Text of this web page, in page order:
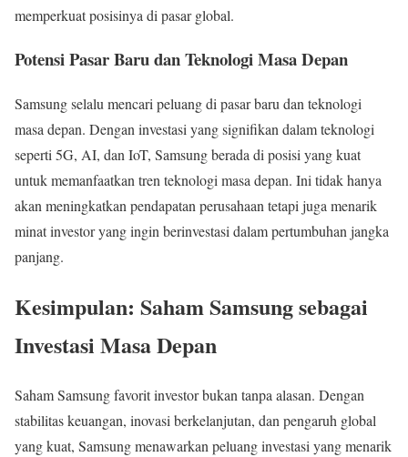
memperkuat posisinya di pasar global.
Potensi Pasar Baru dan Teknologi Masa Depan
Samsung selalu mencari peluang di pasar baru dan teknologi
masa depan. Dengan investasi yang signifikan dalam teknologi
seperti 5G, AI, dan IoT, Samsung berada di posisi yang kuat
untuk memanfaatkan tren teknologi masa depan. Ini tidak hanya
akan meningkatkan pendapatan perusahaan tetapi juga menarik
minat investor yang ingin berinvestasi dalam pertumbuhan jangka
panjang.
Kesimpulan: Saham Samsung sebagai
Investasi Masa Depan
Saham Samsung favorit investor bukan tanpa alasan. Dengan
stabilitas keuangan, inovasi berkelanjutan, dan pengaruh global
yang kuat, Samsung menawarkan peluang investasi yang menarik